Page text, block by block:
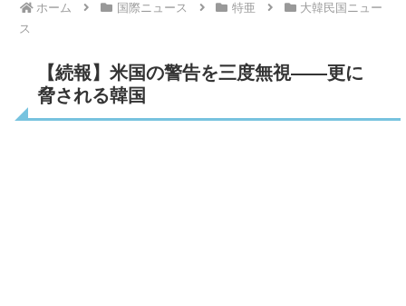
ホーム 国際ニュース 特亜
大韓民国ニュー
ス
【続報】米国の警告を三度無視――更に
脅される韓国